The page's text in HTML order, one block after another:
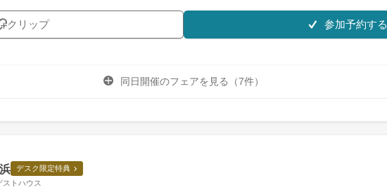
クリップ 参加予約する
同日開催のフェアを 見る（7件）
デスク限定特典
トハウス